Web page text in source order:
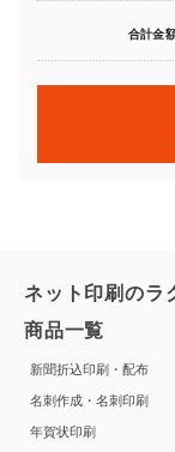
合計金
ネット印刷のラ
商品一覧
新聞折込印刷・配布
名刺作成・名刺印刷
年賀状印刷